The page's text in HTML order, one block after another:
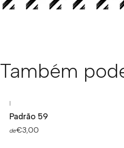
Também
|
Padrão 59
de€3,00